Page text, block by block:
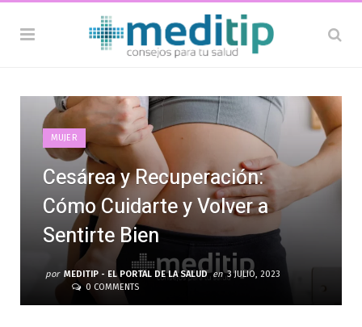
MUJER
Cesárea y Recuperación:
Cómo Cuidarte y Volver a
Sentirte Bien
por MEDITIP - EL PORTAL DE LA SALUD en 3 JULIO, 2023
0 COMMENTS